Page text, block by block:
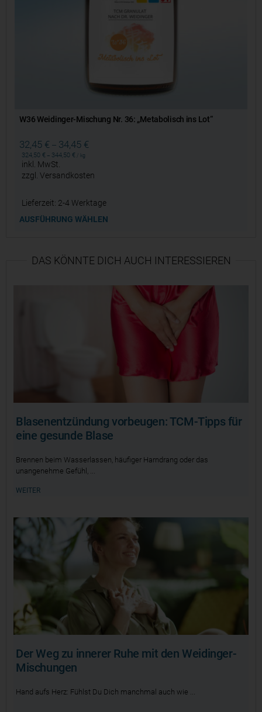
W36 Weidinger-Mischung Nr. 36: „Metabolisch ins Lot“
32,45 € – 34,45 €
324,50€ – 344,50€ kg
inkl. MwSt.
zzgl.Versandkosten
Lieferzeit: 2-4 Werktage
AUSFÜHRUNG WÄHLEN
DAS KÖNNTE DICH AUCH INTERESSIEREN
Blasenentzündung vorbeugen: TCM-Tipps für
eine gesunde Blase
Brennen beim Wasserlassen, häufiger Harndrang oder das
unangenehme Gefühl,
WEITER
Der Weg zu innerer Ruhe mit den Weidinger-
Mischungen
Hand aufs Herz: Fühlst Du Dich manchmal auch wie